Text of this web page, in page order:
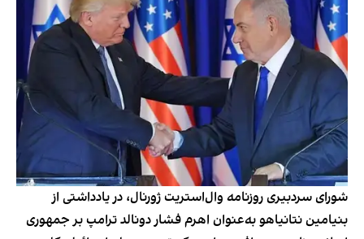
شورای سردبیری روزنامه وال‌استریت ژورنال، در یادداشتی از
بنیامین نتانیاهو به‌عنوان اهرم فشار دونالد ترامپ بر جمهوری